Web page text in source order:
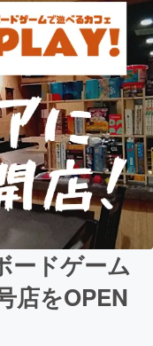
ードゲーム
店をOPEN